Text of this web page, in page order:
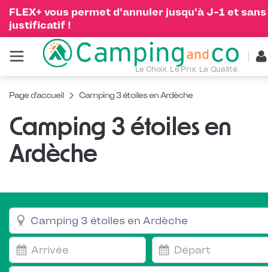
FLEX+ vous permet d'annuler jusqu'à J-1 et sans
justificatif !
Le Choix. Le Prix. La Qualité.
Page d'accueil Camping 3 étoiles en Ardèche
Camping 3 étoiles en
Ardèche